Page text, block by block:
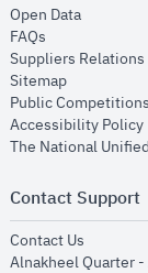
Open Dataopens in
FAQs
Suppliers Relations
Sitemapopens in
Public Competitions
Accessibility Policy
The National
Contact Support
Contact Us
Alnakheel Quarter